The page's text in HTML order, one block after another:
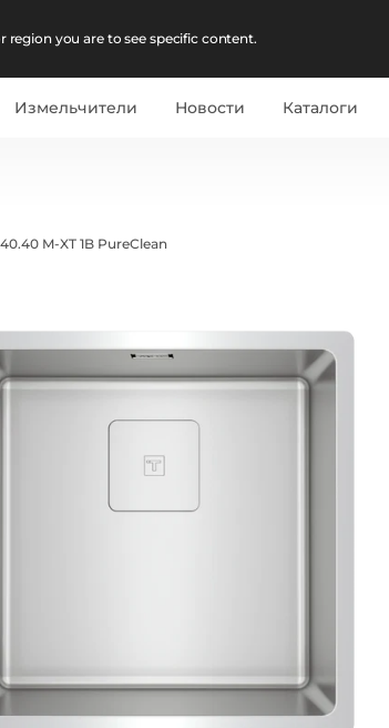
you are to see specific content.
Измельчители Новости Каталоги
M-XT 1B PureClean